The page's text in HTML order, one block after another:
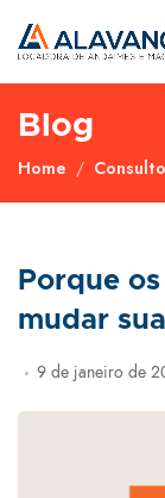
Blog
Home
Porque
mudar
9 de janeiro de